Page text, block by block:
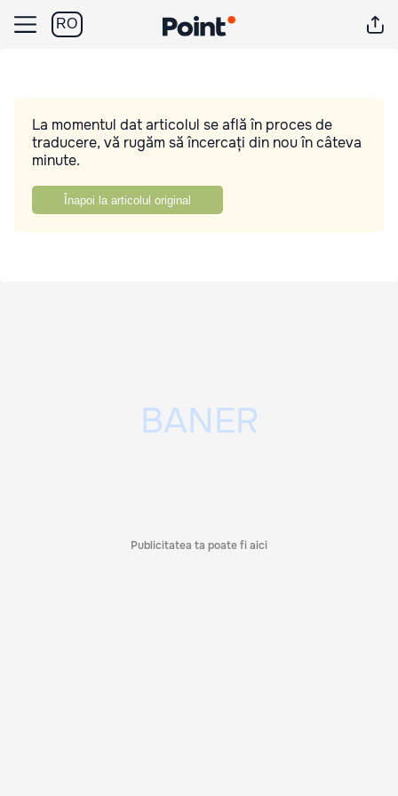
RO
La momentul dat articolul se află în proces de
traducere, vă rugăm să încercați din nou în câteva
minute.
Înapoi la articolul original
Publicitatea ta poate fi aici